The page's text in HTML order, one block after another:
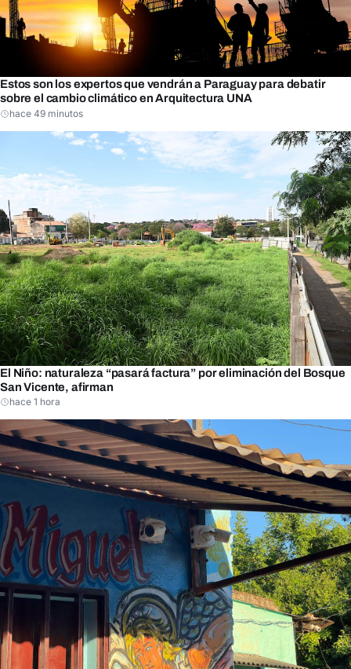
Estos son los expertos que vendrán a Paraguay para debatir
sobre el cambio climático en Arquitectura UNA
hace 49 minutos
El Niño: naturaleza “pasará factura” por eliminación del Bosque
San Vicente, afirman
hace 1 hora